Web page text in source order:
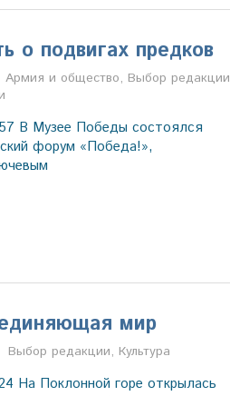
о подвигах предков
Марина Щербакова
Армия и общество, Выбор редакции
В Музее Победы состоялся
форум «Победа!»,
мир
Настя Свиридова
Выбор редакции, Культура
На Поклонной горе открылась